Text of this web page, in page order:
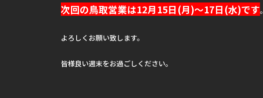
次回の鳥取営業は12月15日(月)〜17日(水)です。
よろしくお願い致します。
皆様良い週末をお過ごしください。